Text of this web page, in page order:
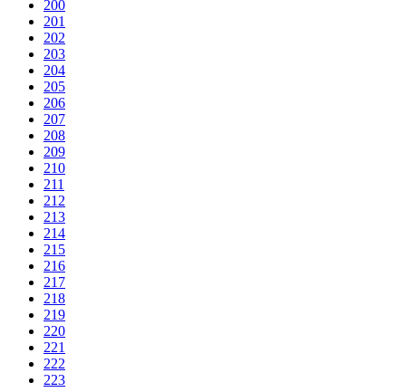
200
201
202
203
204
205
206
207
208
209
210
211
212
213
214
215
216
217
218
219
220
221
222
223